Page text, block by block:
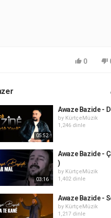
0
05:52
Awaze Bazide -
by KürtçeMüzik
1,246 dinle
03:16
Awaze Bazide -
)
by KürtçeMüzik
1,402 dinle
Awaze Bazide -
by KürtçeMüzik
1,217 dinle